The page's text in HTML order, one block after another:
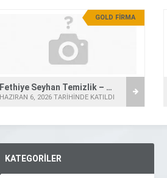
GOLD FİRMA
Fethiye Seyhan Temizlik – Villa Temizliği
HAZIRAN 6, 2026 TARİHİNDE KATILDI
KATEGORİLER